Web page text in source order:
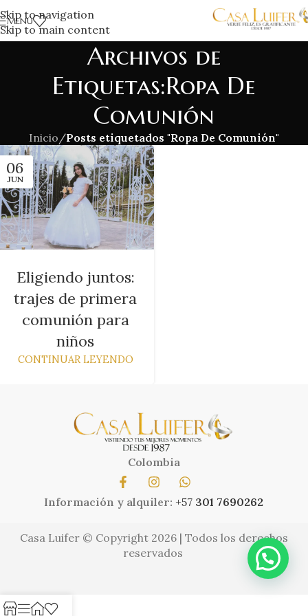
Skip to navigation
Skip to main content
MENÚ
Archivos de
Etiquetas:Ropa De
Comunión
Inicio/Posts etiquetados "Ropa De Comunión"
06
JUN
Eligiendo juntos:
trajes de primera
comunión para
niños
CONTINUAR LEYENDO
Colombia
Información y alquiler: +57 301 7690262
Casa Luifer © Copyright 2026 | Todos los derechos
reservados